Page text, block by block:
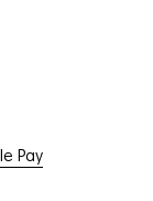
Pay